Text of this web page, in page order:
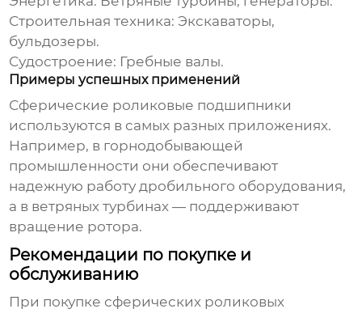
Строительная техника: Экскаваторы,
бульдозеры.
Судостроение: Гребные валы.
Примеры успешных применений
Сферические роликовые подшипники
используются в самых разных приложениях.
Например, в горнодобывающей
промышленности они обеспечивают
надежную работу дробильного оборудования,
а в ветряных турбинах — поддерживают
вращение ротора.
Рекомендации по покупке и
обслуживанию
При покупке сферических роликовых